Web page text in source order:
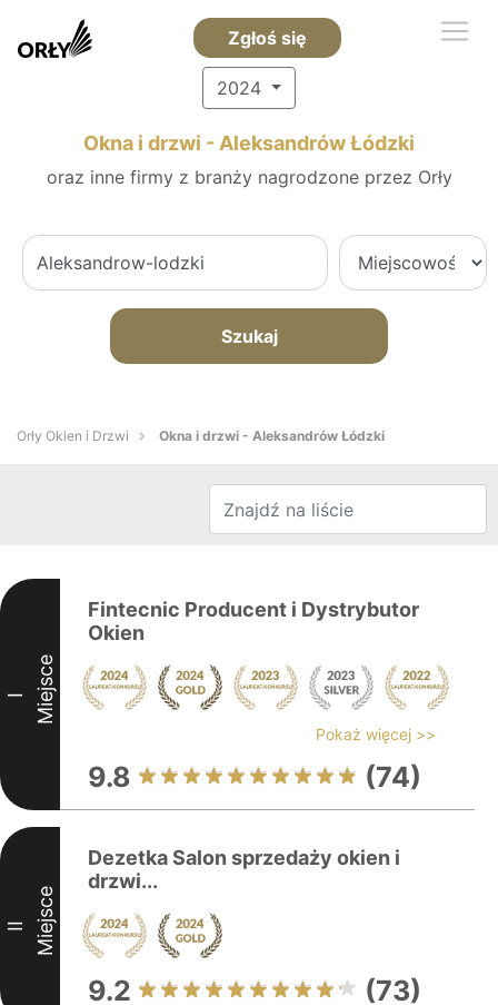
Zgłoś się
2024
Okna i drzwi - Aleksandrów Łódzki
oraz inne firmy z branży nagrodzone przez Orły
Szukaj
Orły Okien i Drzwi Okna i drzwi - Aleksandrów Łódzki
I Miejsce
Fintecnic Producent i Dystrybutor
Okien
Pokaż więcej >>
9.8 (74)
II Miejsce
Dezetka Salon sprzedaży okien i
drzwi...
9.2 (73)